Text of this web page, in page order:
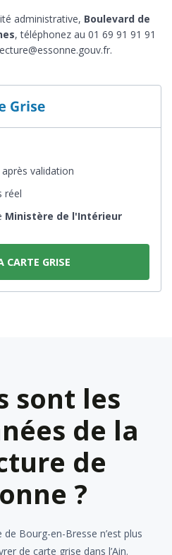
administrative, Boulevard de
, téléphonez au 01 69 91 91 91
après validation
réel
Ministère de l'Intérieur
CARTE GRISE
sont les
de la
de
?
Bourg-en-Bresse n’est plus
de carte grise dans l’Ain.